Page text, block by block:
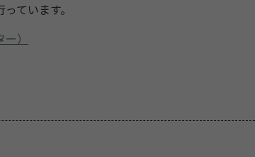
ています。
）